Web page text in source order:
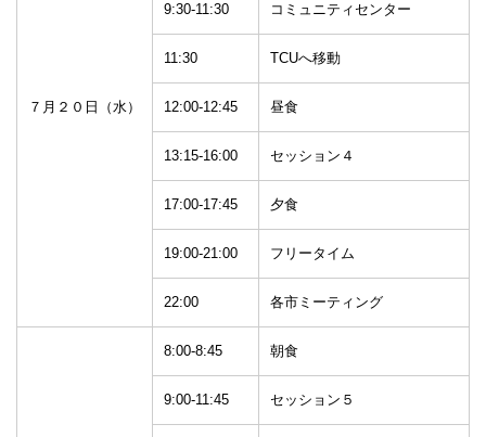
７月２０日（水）
9:30-11:30 コミュニティセンター
11:30 TCUへ移動
12:00-12:45 昼食
13:15-16:00 セッション４
17:00-17:45 夕食
19:00-21:00 フリータイム
22:00 各市ミーティング
8:00-8:45 朝食
9:00-11:45 セッション５